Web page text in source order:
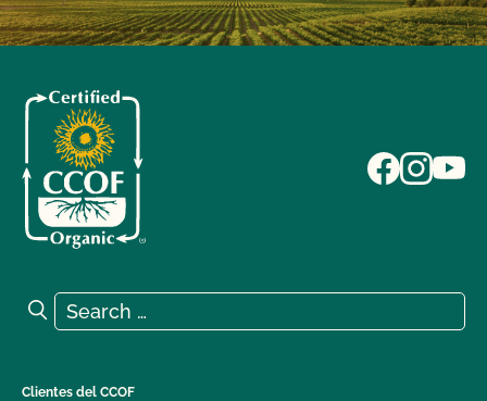
Search for:
Search
Clientes del CCOF